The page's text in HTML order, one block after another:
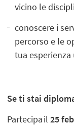
vicino le
conoscere i
percorso e le
tua
Se ti stai
Partecipa il25